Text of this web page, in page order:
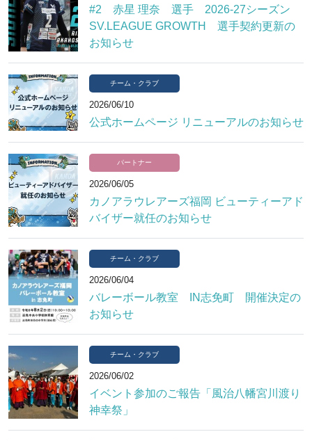
#2 赤星 理奈 選手 2026-27シーズン
SV.LEAGUE GROWTH 選手契約更新の
お知らせ
チーム・クラブ
2026/06/10
公式ホームページ リニューアルのお知らせ
パートナー
2026/06/05
カノアラウレアーズ福岡 ビューティーアド
バイザー就任のお知らせ
チーム・クラブ
2026/06/04
バレーボール教室 IN志免町 開催決定の
お知らせ
チーム・クラブ
2026/06/02
イベント参加のご報告「風治八幡宮川渡り
神幸祭」